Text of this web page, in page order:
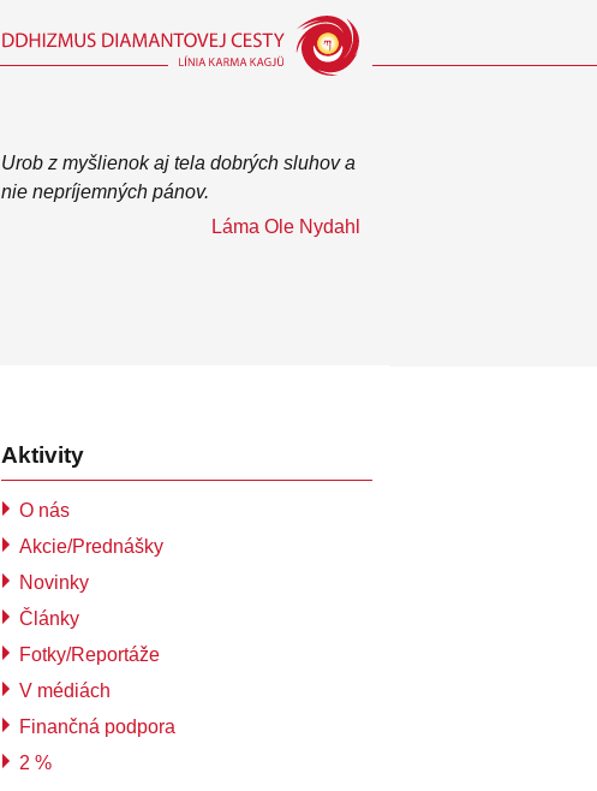
Urob z myšlienok aj tela dobrých sluhov a
nie nepríjemných pánov.
Láma Ole Nydahl
Aktivity
O nás
Akcie/Prednášky
Novinky
Články
Fotky/Reportáže
V médiách
Finančná podpora
2 %